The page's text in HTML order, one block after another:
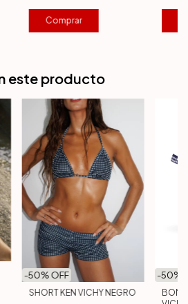
Comprar
este producto
-50% OFF
SHORT KEN VICHY NEGRO
-50%